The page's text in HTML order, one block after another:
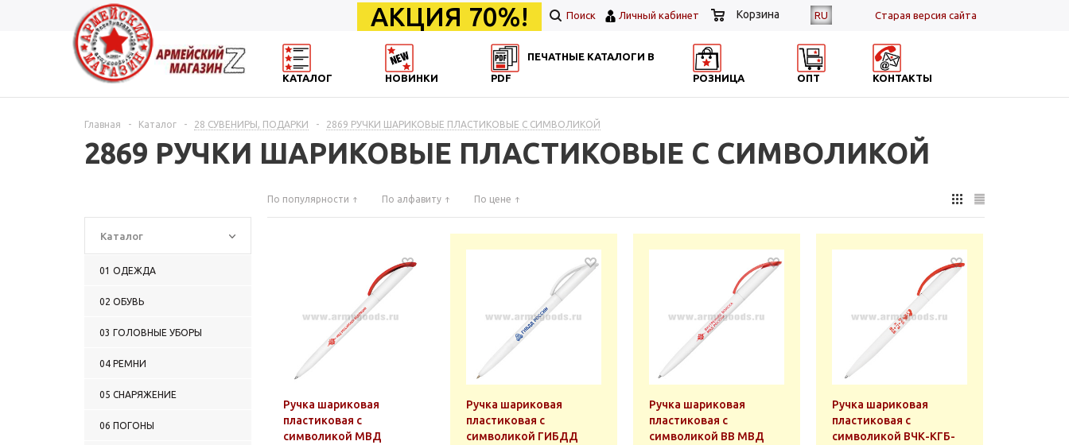
RU Cтарая версия сайта
АКЦИЯ 70%! Поиск Личный кабинет Корзина
КАТАЛОГ НОВИНКИ
ПЕЧАТНЫЕ КАТАЛОГИ В
PDF
РОЗНИЦА ОПТ КОНТАКТЫ
Главная - Каталог - 28 СУВЕНИРЫ, ПОДАРКИ - 2869 РУЧКИ ШАРИКОВЫЕ ПЛАСТИКОВЫЕ С СИМВОЛИКОЙ
2869 РУЧКИ ШАРИКОВЫЕ ПЛАСТИКОВЫЕ С СИМВОЛИКОЙ
Каталог
01 ОДЕЖДА
02 ОБУВЬ
03 ГОЛОВНЫЕ УБОРЫ
04 РЕМНИ
05 СНАРЯЖЕНИЕ
06 ПОГОНЫ
По популярности По алфавиту По цене
Ручка шариковая
пластиковая с
символикой МВД
Ручка шариковая
пластиковая с
символикой ГИБДД
Ручка шариковая
пластиковая с
символикой ВВ МВД
Ручка шариковая
пластиковая с
символикой ВЧК-КГБ-